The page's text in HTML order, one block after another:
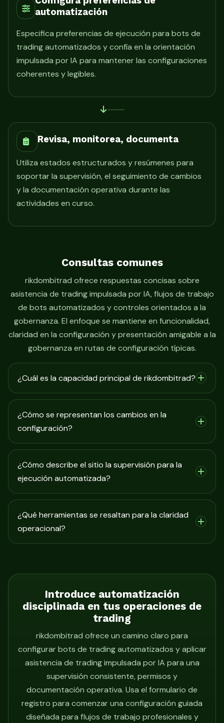
automatización
Especifica preferencias de ejecución para bots de
trading automatizados y confía en la orientación
impulsada por IA para mantener las configuraciones
coherentes y legibles.
Revisa, monitorea, documenta
Utiliza estados estructurados y resúmenes para
soportar la supervisión, el seguimiento de cambios
y la documentación operativa durante las
actividades en curso.
Consultas comunes
rikdombitrad ofrece respuestas concisas sobre
asistencia de trading impulsada por IA, flujos de trabajo
de bots automatizados y controles orientados a la
gobernanza. El enfoque se mantiene en funcionalidad,
claridad en la configuración y presentación amigable a la
gobernanza en rutas de configuración típicas.
¿Cuál es la capacidad principal de rikdombitrad?
¿Cómo se representan los cambios en la
configuración?
¿Cómo describe el sitio la supervisión para la
ejecución automatizada?
¿Qué herramientas se resaltan para la claridad
operacional?
Introduce automatización
disciplinada en tus operaciones de
trading
rikdombitrad ofrece un camino claro para
configurar bots de trading automatizados y aplicar
asistencia de trading impulsada por IA para una
supervisión consistente, permisos y
documentación operativa. Usa el formulario de
registro para comenzar una configuración guiada
diseñada para flujos de trabajo profesionales y